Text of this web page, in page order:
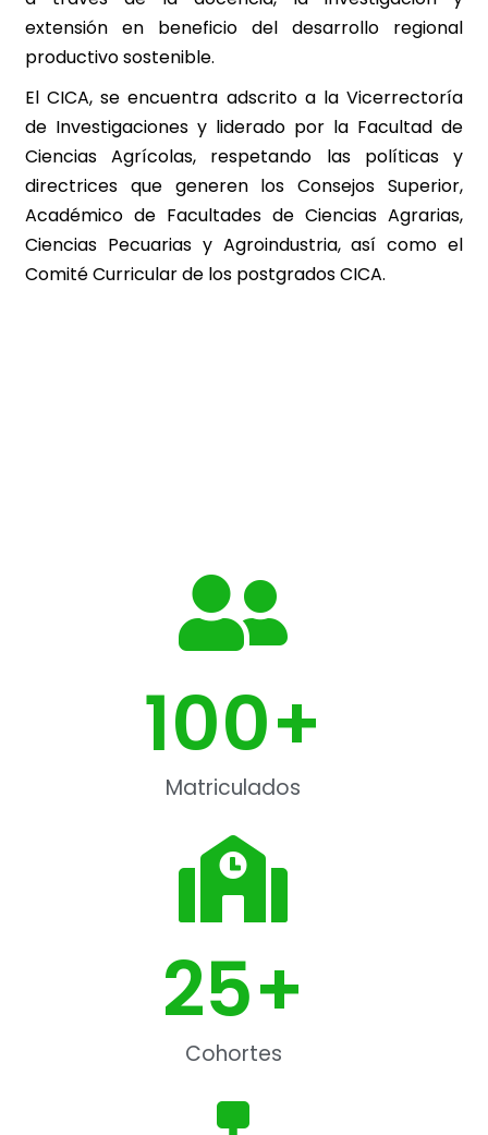
extensión en beneficio del desarrollo regional
productivo sostenible.
El CICA, se encuentra adscrito a la Vicerrectoría
de Investigaciones y liderado por la Facultad de
Ciencias Agrícolas, respetando las políticas y
directrices que generen los Consejos Superior,
Académico de Facultades de Ciencias Agrarias,
Ciencias Pecuarias y Agroindustria, así como el
Comité Curricular de los postgrados CICA.
100+
Matriculados
25+
Cohortes​